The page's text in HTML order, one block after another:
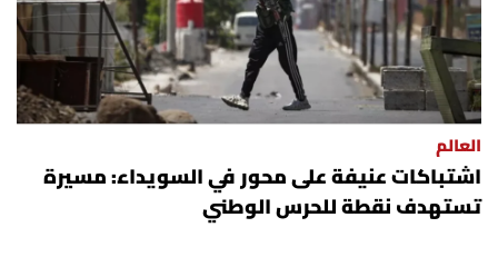
العالم
اشتباكات عنيفة على محور في السويداء: مسيرة
تستهدف نقطة للحرس الوطني